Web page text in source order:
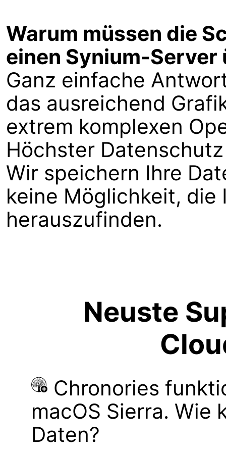
Warum müssen die
einen Synium-
Ganz einfache
das ausreichend
extrem komplexen
Höchster
Wir speichern Ihre
keine Möglichkeit,
herauszufinden.
Neuste
Chronories
macOS Sierra. Wie
Daten?